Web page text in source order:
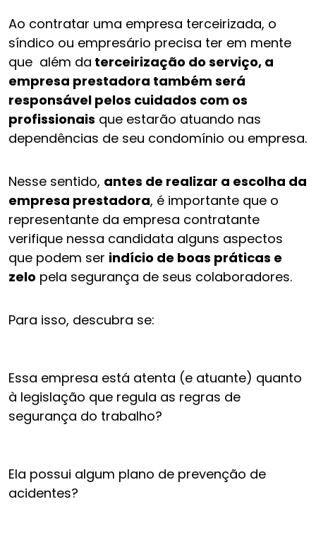
Ao contratar uma empresa terceirizada, o
síndico ou empresário precisa ter em mente
que além da terceirização do serviço, a
empresa prestadora também será
responsável pelos cuidados com os
profissionais que estarão atuando nas
dependências de seu condomínio ou empresa.
Nesse sentido, antes de realizar a escolha da
empresa prestadora, é importante que o
representante da empresa contratante
verifique nessa candidata alguns aspectos
que podem ser indício de boas práticas e
zelo pela segurança de seus colaboradores.
Para isso, descubra se:
Essa empresa está atenta (e atuante) quanto
à legislação que regula as regras de
segurança do trabalho?
Ela possui algum plano de prevenção de
acidentes?